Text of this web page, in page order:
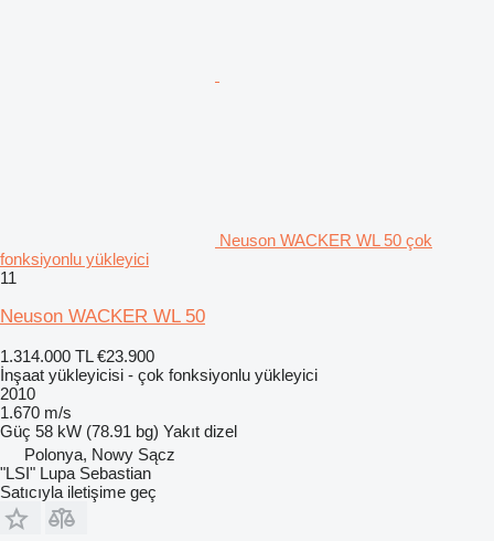
Neuson WACKER WL 50 çok
fonksiyonlu yükleyici
11
Neuson WACKER WL 50
1.314.000 TL €23.900
İnşaat yükleyicisi - çok fonksiyonlu yükleyici
2010
1.670 m/s
Güç 58 kW (78.91 bg) Yakıt dizel
Polonya, Nowy Sącz
"LSI" Lupa Sebastian
Satıcıyla iletişime geç